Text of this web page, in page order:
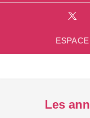
ESPACE
Les